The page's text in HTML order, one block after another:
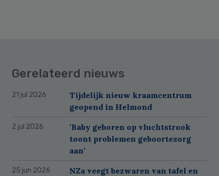
Gerelateerd nieuws
21 jul 2026
Tijdelijk nieuw kraamcentrum
geopend in Helmond
2 jul 2026
'Baby geboren op vluchtstrook
toont problemen geboortezorg
aan'
25 jun 2026
NZa veegt bezwaren van tafel en